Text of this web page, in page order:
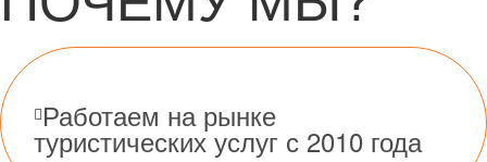
Работаем на рынке
туристических услуг с 2010 года